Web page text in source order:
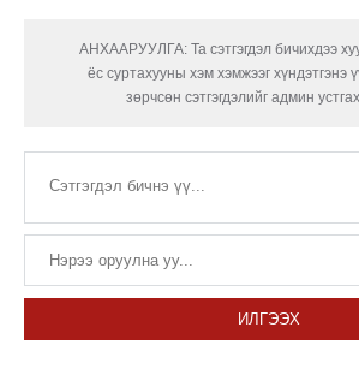
АНХААРУУЛГА: Та сэтгэгдэл бичихдээ
ёс суртахууны хэм хэмжээг хүндэтгэнэ
зөрчсөн сэтгэгдэлийг админ
ИЛГЭЭХ